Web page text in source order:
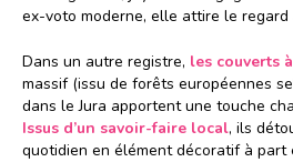
ex-voto moderne, elle attire le regard
Dans un autre registre, les couverts
massif (issu de forêts européennes
dans le Jura apportent une touche
Issus d’un savoir-faire local, ils
quotidien en élément décoratif à part